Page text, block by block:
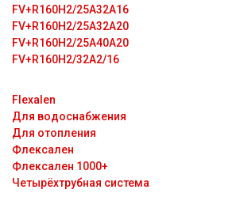
FV+R160H2/25A32A16
FV+R160H2/25A32A20
FV+R160H2/25A40A20
FV+R160H2/32A2/16
Flexalen
Для водоснабжения
Для отопления
Флексален
Флексален 1000+
Четырёхтрубная система